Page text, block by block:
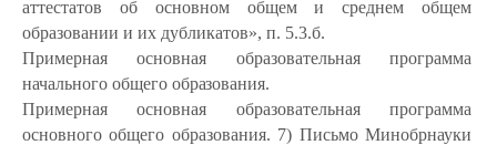
аттестатов об основном общем и среднем общем
образовании и их дубликатов», п. 5.3.б.
Примерная основная образовательная программа
начального общего образования.
Примерная основная образовательная программа
основного общего образования. 7) Письмо Минобрнауки